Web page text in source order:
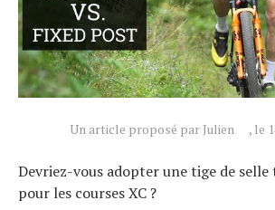
Un article proposé par Julien , le
Devriez-vous adopter une tige de selle
pour les courses XC ?